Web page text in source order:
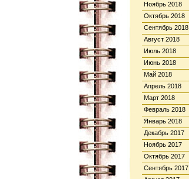
Ноябрь 2018
Октябрь 2018
Сентябрь 2018
Август 2018
Июль 2018
Июнь 2018
Май 2018
Апрель 2018
Март 2018
Февраль 2018
Январь 2018
Декабрь 2017
Ноябрь 2017
Октябрь 2017
Сентябрь 2017